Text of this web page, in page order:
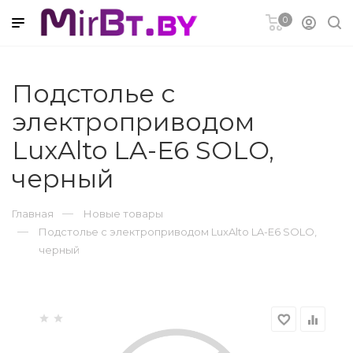
0
Подстолье с
электроприводом
LuxAlto LA-E6 SOLO,
черный
Главная
Новые товары
Подстолье с электроприводом LuxAlto LA-E6 SOLO,
черный
favorite_border equalizer